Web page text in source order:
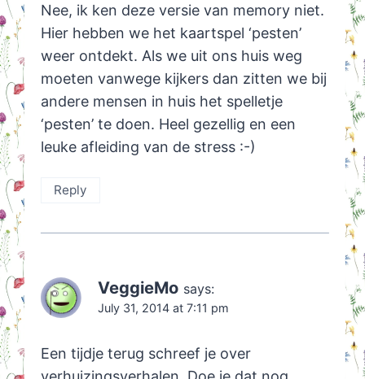
Nee, ik ken deze versie van memory niet.
Hier hebben we het kaartspel ‘pesten’
weer ontdekt. Als we uit ons huis weg
moeten vanwege kijkers dan zitten we bij
andere mensen in huis het spelletje
‘pesten’ te doen. Heel gezellig en een
leuke afleiding van de stress :-)
Reply
VeggieMo says:
July 31, 2014 at 7:11 pm
Een tijdje terug schreef je over